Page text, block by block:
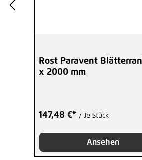
Rost Paravent
x 2000 mm
147,48 €* / Je Stück
Ansehen